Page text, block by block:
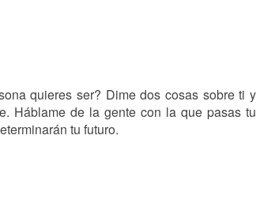
quieres ser? Dime dos cosas sobre ti y
Háblame de la gente con la que pasas tu
tu futuro.